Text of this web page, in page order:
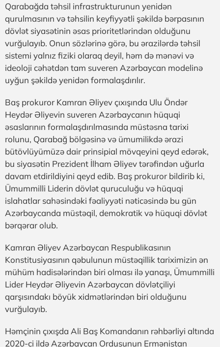
Qarabağda təhsil infrastrukturunun yenidən
qurulmasının və təhsilin keyfiyyətli şəkildə bərpasının
dövlət siyasətinin əsas prioritetlərindən olduğunu
vurğulayıb. Onun sözlərinə görə, bu ərazilərdə təhsil
sistemi yalnız fiziki olaraq deyil, həm də mənəvi və
ideoloji cəhətdən tam suveren Azərbaycan modelinə
uyğun şəkildə yenidən formalaşdırılır.
Baş prokuror Kamran Əliyev çıxışında Ulu Öndər
Heydər Əliyevin suveren Azərbaycanın hüquqi
əsaslarının formalaşdırılmasında müstəsna tarixi
rolunu, Qarabağ bölgəsinə və ümumilikdə ərazi
bütövlüyümüzə dair prinsipial mövqeyini qeyd edərək,
bu siyasətin Prezident İlham Əliyev tərəfindən uğurla
davam etdirildiyini qeyd edib. Baş prokuror bildirib ki,
Ümummilli Liderin dövlət quruculuğu və hüquqi
islahatlar sahəsindəki fəaliyyəti nəticəsində bu gün
Azərbaycanda müstəqil, demokratik və hüquqi dövlət
bərqərar olub.
Kamran Əliyev Azərbaycan Respublikasının
Konstitusiyasının qəbulunun müstəqillik tariximizin ən
mühüm hadisələrindən biri olması ilə yanaşı, Ümummilli
Lider Heydər Əliyevin Azərbaycan dövlətçiliyi
qarşısındakı böyük xidmətlərindən biri olduğunu
vurğulayıb.
Həmçinin çıxışda Ali Baş Komandanın rəhbərliyi altında
2020-ci ildə Azərbaycan Ordusunun Ermənistan